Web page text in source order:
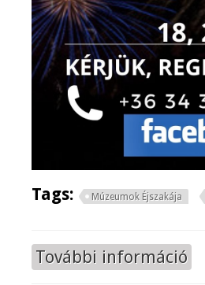
Tags: Múzeumok Éjszakája
További információ